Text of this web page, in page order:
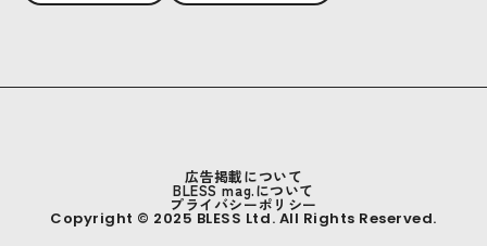
広告掲載について
BLESS mag.について
プライバシーポリシー
Copyright © 2025 BLESS Ltd. All Rights Reserved.